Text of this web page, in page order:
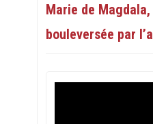
Marie de
bouleversée par